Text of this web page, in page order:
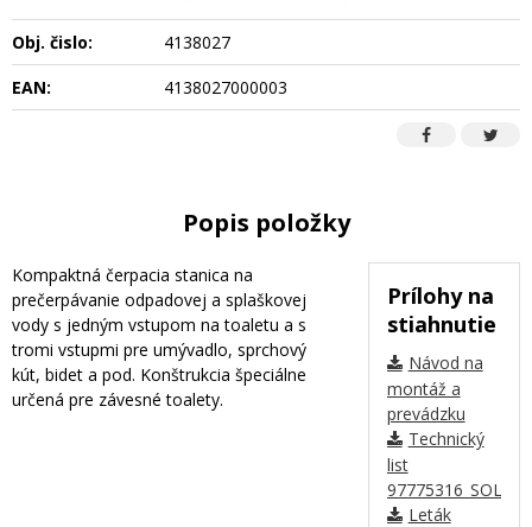
Obj. čislo:
4138027
EAN:
4138027000003
Popis položky
Prílohy na
stiahnutie
Návod na
montáž a
prevádzku
Technický
list
Leták
Kompaktná čerpacia stanica na
prečerpávanie odpadovej a splaškovej
vody s jedným vstupom na toaletu a s
tromi vstupmi pre umývadlo, sprchový
kút, bidet a pod. Konštrukcia špeciálne
určená pre závesné toalety.